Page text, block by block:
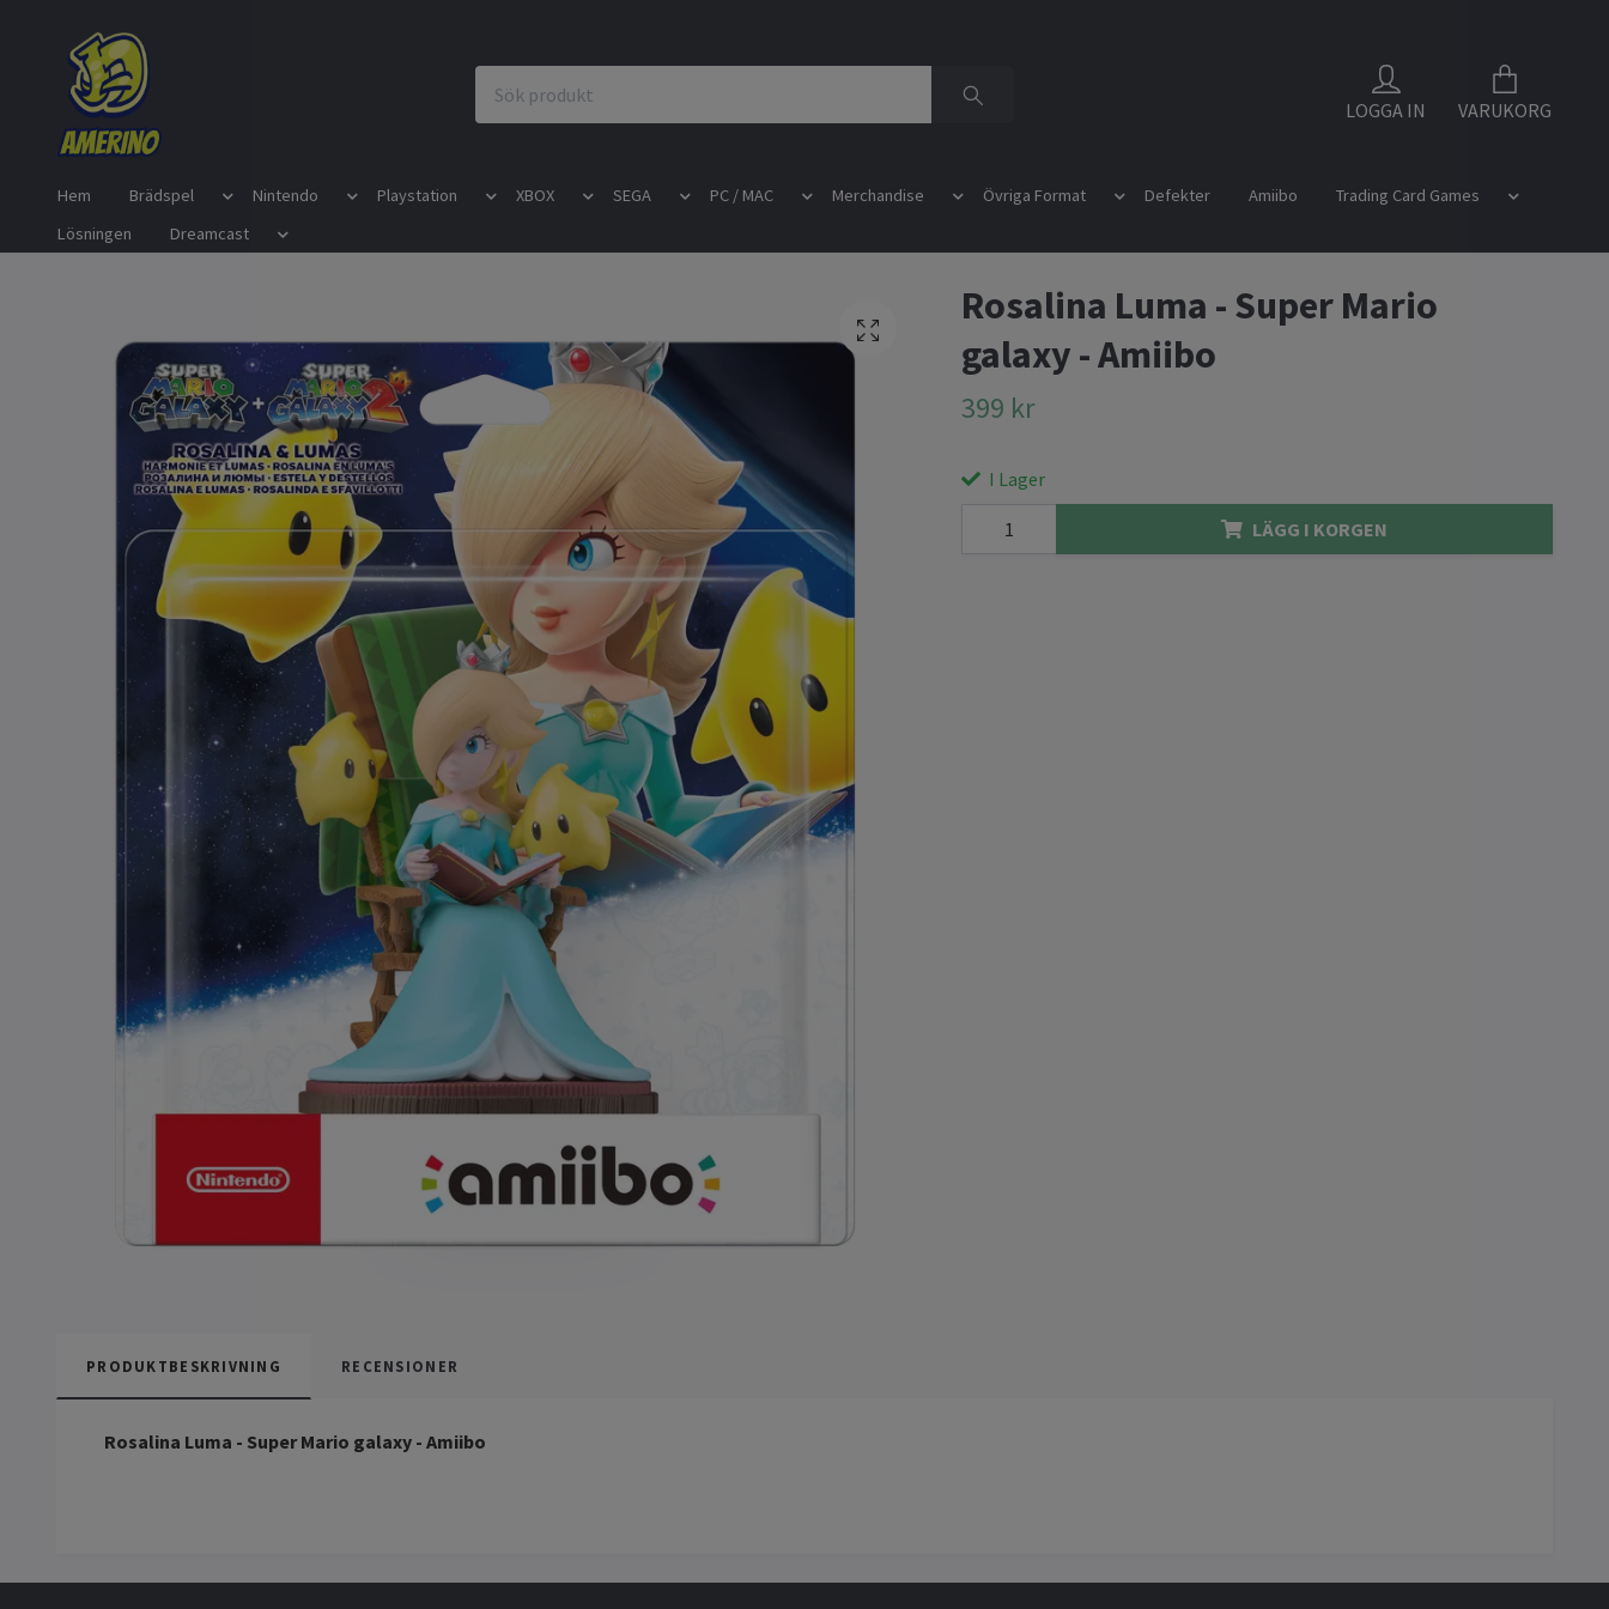
LOGGA IN VARUKORG
Hem Brädspel Nintendo Playstation XBOX SEGA PC / MAC Merchandise Övriga Format Defekter Amiibo
Trading Card Games
Lösningen
Dreamcast
Rosalina Luma - Super Mario
galaxy - Amiibo
399 kr
I Lager
LÄGG I KORGEN
PRODUKTBESKRIVNING RECENSIONER
Rosalina Luma - Super Mario galaxy - Amiibo